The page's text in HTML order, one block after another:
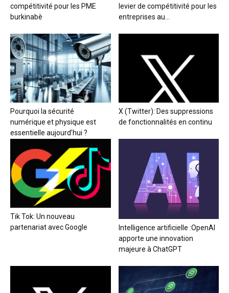
compétitivité pour les PME
burkinabè
levier de compétitivité pour les
entreprises au...
Pourquoi la sécurité
numérique et physique est
essentielle aujourd’hui ?
X (Twitter): Des suppressions
de fonctionnalités en continu
Tik Tok: Un nouveau
partenariat avec Google
Intelligence artificielle :OpenAI
apporte une innovation
majeure à ChatGPT